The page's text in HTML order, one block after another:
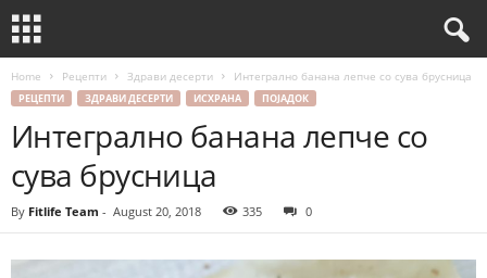
Home Рецепти Здрави десерти Интегрално банана лепче со сува брусница
РЕЦЕПТИ ЗДРАВИ ДЕСЕРТИ ИСХРАНА ПОЈАДОК
Интегрално банана лепче со
сува брусница
By Fitlife Team - August 20, 2018 335 0